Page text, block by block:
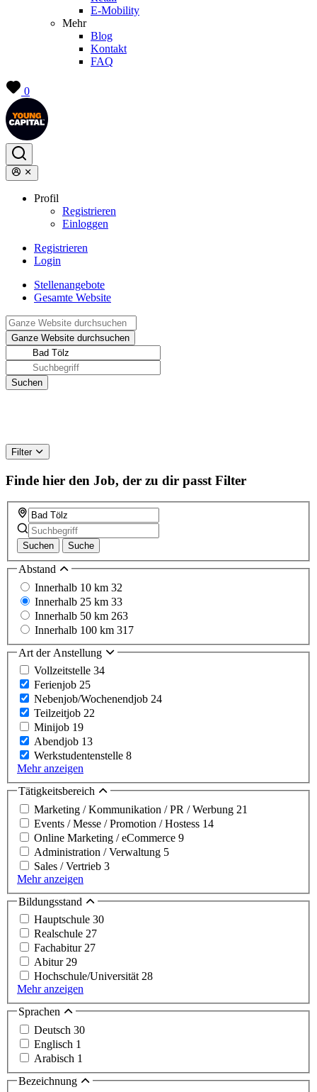
E-Mobility
Mehr
Blog
Kontakt
FAQ
0
Profil
Registrieren
Einloggen
Registrieren
Login
Stellenangebote
Gesamte Website
Filter
Finde hier den Job, der zu dir passt Filter
Suchen Suche
Abstand
Innerhalb 10 km 32
Innerhalb 25 km 33
Innerhalb 50 km 263
Innerhalb 100 km 317
Art der Anstellung
Vollzeitstelle 34
Ferienjob 25
Nebenjob/Wochenendjob 24
Teilzeitjob 22
Minijob 19
Abendjob 13
Werkstudentenstelle 8
Mehr anzeigen
Tätigkeitsbereich
Marketing / Kommunikation / PR / Werbung 21
Events / Messe / Promotion / Hostess 14
Online Marketing / eCommerce 9
Administration / Verwaltung 5
Sales / Vertrieb 3
Mehr anzeigen
Bildungsstand
Hauptschule 30
Realschule 27
Fachabitur27
Abitur29
Hochschule/Universität28
Mehr anzeigen
Sprachen
Deutsch 30
Englisch 1
Arabisch 1
Bezeichnung